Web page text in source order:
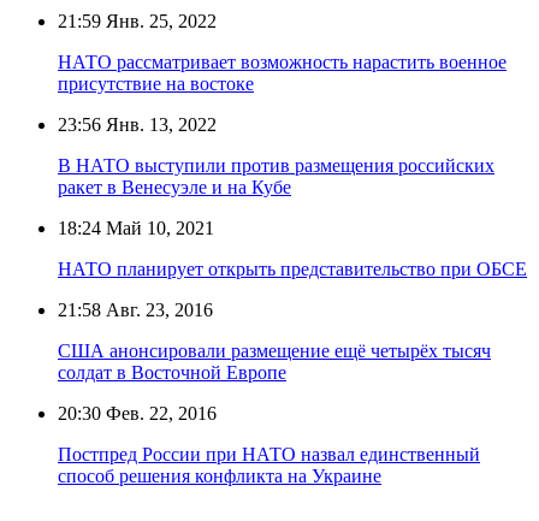
21:59 Янв. 25, 2022
НАТО рассматривает возможность нарастить военное
присутствие на востоке
23:56 Янв. 13, 2022
В НАТО выступили против размещения российских
ракет в Венесуэле и на Кубе
18:24 Май 10, 2021
НАТО планирует открыть представительство при ОБСЕ
21:58 Авг. 23, 2016
США анонсировали размещение ещё четырёх тысяч
солдат в Восточной Европе
20:30 Фев. 22, 2016
Постпред России при НАТО назвал единственный
способ решения конфликта на Украине